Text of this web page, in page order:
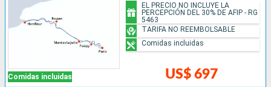
Comidas incluidas US$ 697
EL PRECIO NO INCLUYE LA
PERCEPCIÓN DEL 30% DE AFIP - RG
5463
TARIFA NO REEMBOLSABLE
Comidas incluidas